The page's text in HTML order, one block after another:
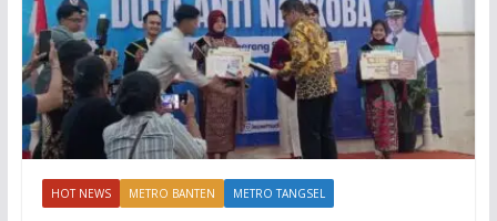
HOT NEWS METRO BANTEN METRO TANGSEL